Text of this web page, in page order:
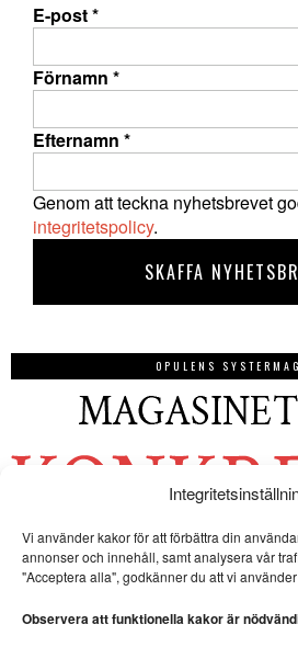
Vi använder kakor för att förbättra din
annonser och innehåll, samt analysera vår
"Acceptera alla", godkänner du att vi använder
Observera att funktionella kakor är
E-post*
Förnamn *
Efternamn *
Genom att teckna nyhetsbrevet
integritetspolicy.
OPULENS